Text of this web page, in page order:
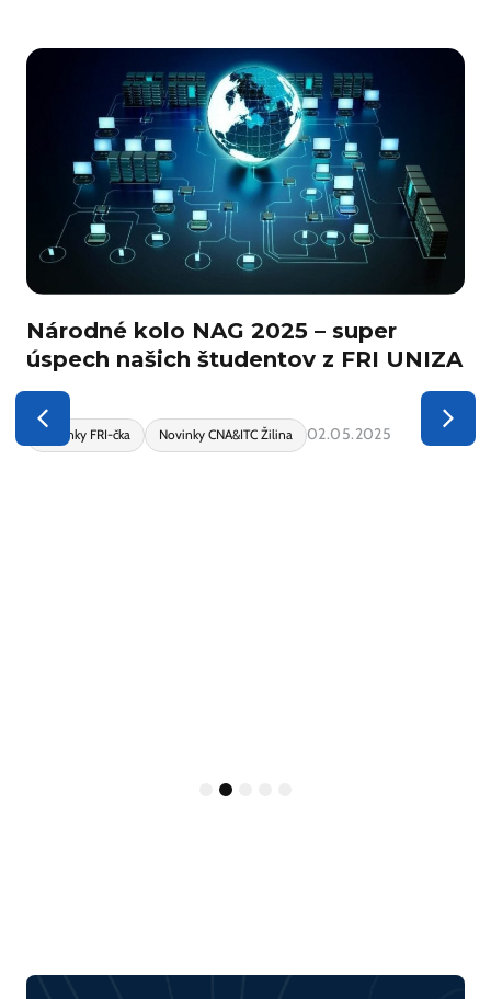
Národné kolo NAG 2025 – super
úspech našich študentov z FRI UNIZA
Novinky FRI-čka Novinky CNA&ITC Žilina 02.05.2025
5